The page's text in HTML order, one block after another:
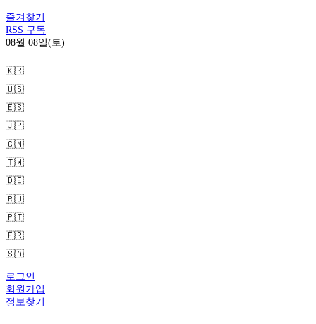
즐겨찾기
RSS 구독
08월 08일(토)
🇰🇷
🇺🇸
🇪🇸
🇯🇵
🇨🇳
🇹🇼
🇩🇪
🇷🇺
🇵🇹
🇫🇷
🇸🇦
로그인
회원가입
정보찾기